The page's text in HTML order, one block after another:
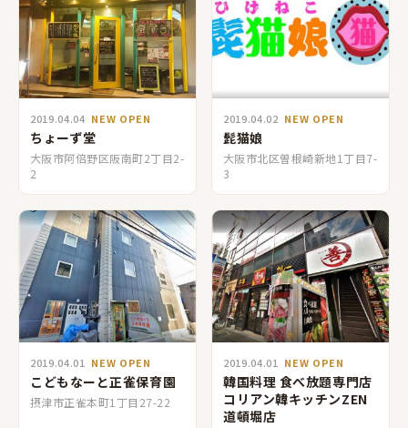
2019.04.04 NEW OPEN
ちょーず堂
大阪市阿倍野区阪南町2丁目2-
2
2019.04.02 NEW OPEN
髭猫娘
大阪市北区曽根崎新地1丁目7-
3
2019.04.01 NEW OPEN
こどもなーと正雀保育園
摂津市正雀本町1丁目27-22
2019.04.01 NEW OPEN
韓国料理 食べ放題専門店
コリアン韓キッチンZEN
道頓堀店